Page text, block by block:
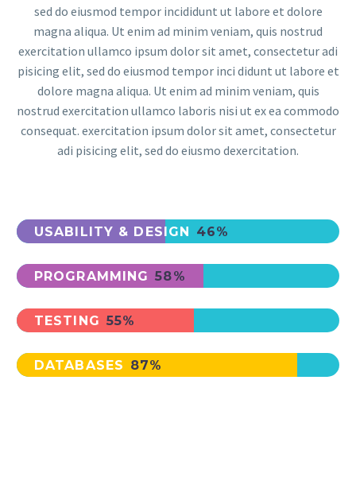
sed do eiusmod tempor incididunt ut labore et dolore
magna aliqua. Ut enim ad minim veniam, quis nostrud
exercitation ullamco ipsum dolor sit amet, consectetur adi
pisicing elit, sed do eiusmod tempor inci didunt ut labore et
dolore magna aliqua. Ut enim ad minim veniam, quis
nostrud exercitation ullamco laboris nisi ut ex ea commodo
consequat. exercitation ipsum dolor sit amet, consectetur
adi pisicing elit, sed do eiusmo dexercitation.
USABILITY & DESIGN 46%
PROGRAMMING 58%
TESTING 55%
DATABASES 87%